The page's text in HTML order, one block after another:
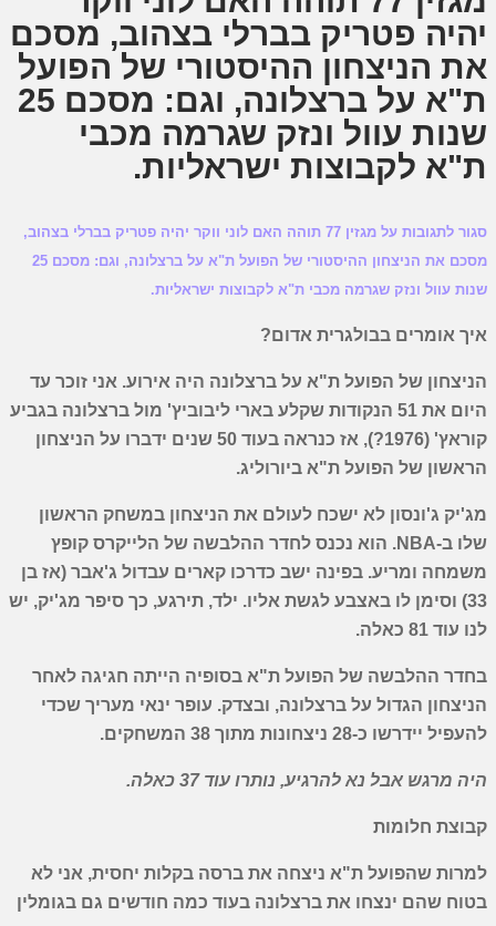
יהיה פטריק בברלי בצהוב, מסכם
את הניצחון ההיסטורי של הפועל
ת"א על ברצלונה, וגם: מסכם 25
שנות עוול ונזק שגרמה מכבי
ת"א לקבוצות ישראליות.
סגור לתגובות
על מגזין 77 תוהה האם לוני ווקר יהיה פטריק בברלי בצהוב,
מסכם את הניצחון ההיסטורי של הפועל ת"א על ברצלונה, וגם: מסכם 25
שנות עוול ונזק שגרמה מכבי ת"א לקבוצות ישראליות.
איך אומרים בבולגרית אדום?
הניצחון של הפועל ת"א על ברצלונה היה אירוע. אני זוכר עד
היום את 51 הנקודות שקלע בארי ליבוביץ' מול ברצלונה בגביע
קוראץ' (1976?), אז כנראה בעוד 50 שנים ידברו על הניצחון
הראשון של הפועל ת"א ביורוליג.
מג'יק ג'ונסון לא ישכח לעולם את הניצחון במשחק הראשון
שלו ב-NBA. הוא נכנס לחדר ההלבשה של הלייקרס קופץ
משמחה ומריע. בפינה ישב כדרכו קארים עבדול ג'אבר (אז בן
33) וסימן לו באצבע לגשת אליו. ילד, תירגע, כך סיפר מג'יק, יש
לנו עוד 81 כאלה.
בחדר ההלבשה של הפועל ת"א בסופיה הייתה חגיגה לאחר
הניצחון הגדול על ברצלונה, ובצדק. עופר ינאי מעריך שכדי
להעפיל יידרשו כ-28 ניצחונות מתוך 38 המשחקים.
היה מרגש אבל נא להרגיע, נותרו עוד 37 כאלה.
קבוצת חלומות
למרות שהפועל ת"א ניצחה את ברסה בקלות יחסית, אני לא
בטוח שהם ינצחו את ברצלונה בעוד כמה חודשים גם בגומלין